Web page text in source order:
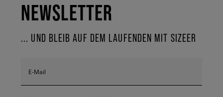
NEWSLETTER
... UND BLEIB AUF DEM LAUFENDEN MIT SIZEER
E-Mail